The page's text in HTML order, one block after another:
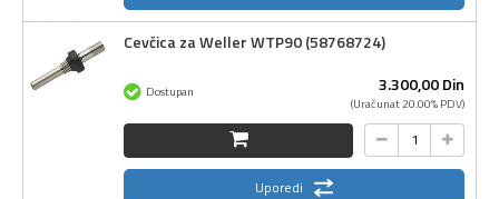
Cevčica za Weller WTP90 (58768724)
3.300,00Din
(Uračunat 20.00% PDV)
Dostupan
Uporedi